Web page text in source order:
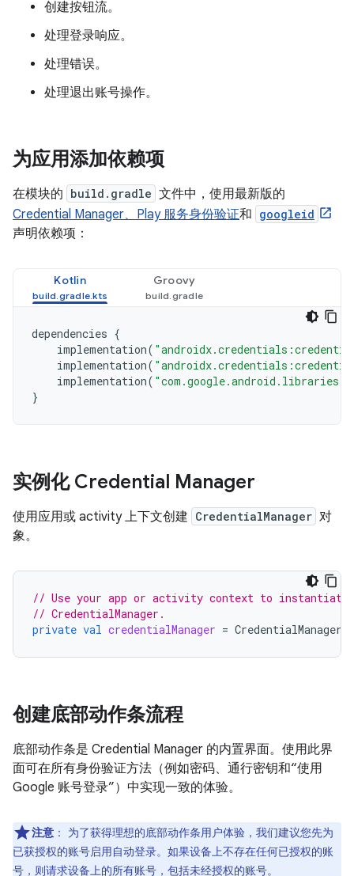
创建按钮流。
处理登录响应。
处理错误。
处理退出账号操作。
为应用添加依赖项
在模块的 build.gradle 文件中，使用最新版的
Credential Manager、Play 服务身份验证和 googleid
声明依赖项：
Kotlin Groovy
dependencies {
implementation(
implementation(
implementation(
}
实例化 Credential Manager
使用应用或 activity 上下文创建 CredentialManager 对
象。
// Use your app or activity context to
// CredentialManager.
private val credentialManager = CredentialManager
创建底部动作条流程
底部动作条是 Credential Manager 的内置界面。使用此界
面可在所有身份验证方法（例如密码、通行密钥和“使用
Google 账号登录”）中实现一致的体验。
注意 ：
为了获得理想的底部动作条用户体验，我们建议您先为
已获授权的账号启用自动登录。如果设备上不存在任何已授权的账
号，则请求设备上的所有账号，包括未经授权的账号。